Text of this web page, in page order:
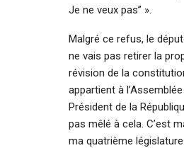
Je ne veux pas’’ ».
Malgré ce refus, le
ne vais pas retirer la
révision de la
appartient à
Président de la
pas mêlé à cela. C’est
ma quatrième